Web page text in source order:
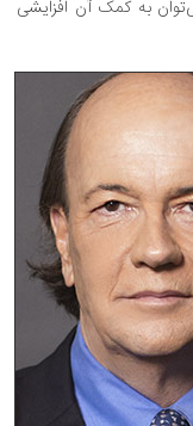
به کمک آن افزایشی